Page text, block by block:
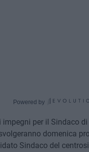
Powered by
per il Sindaco
domenica
Sindaco del